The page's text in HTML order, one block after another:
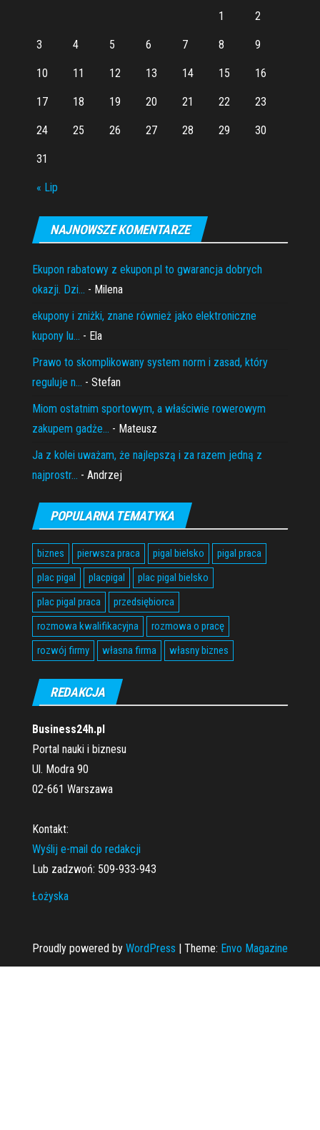
« Lip
1 2
3 4 5 6 7 8 9
10 11 12 13 14 15 16
17 18 19 20 21 22 23
24 25 26 27 28 29 30
31
NAJNOWSZE KOMENTARZE
Ekupon rabatowy z ekupon.pl to gwarancja dobrych
okazji. Dzi... - Milena
ekupony i zniżki, znane również jako elektroniczne
kupony lu... - Ela
Prawo to skomplikowany system norm i zasad, który
reguluje n... - Stefan
Miom ostatnim sportowym, a właściwie rowerowym
zakupem gadże... - Mateusz
Ja z kolei uważam, że najlepszą i za razem jedną z
najprostr... - Andrzej
POPULARNA TEMATYKA
biznes pierwsza praca pigal bielsko
pigal praca
plac pigal
placpigal
plac pigal bielsko
plac pigal praca
przedsiębiorca
rozmowa kwalifikacyjna
rozmowa o pracę
rozwój firmy
własna firma własny biznes
REDAKCJA
Business24h.pl
Portal nauki i biznesu
Ul. Modra 90
02-661 Warszawa
Kontakt:
Wyślij e-mail do redakcji
Lub zadzwoń: 509-933-943
Łożyska
Proudly powered by WordPress | Theme: Envo Magazine